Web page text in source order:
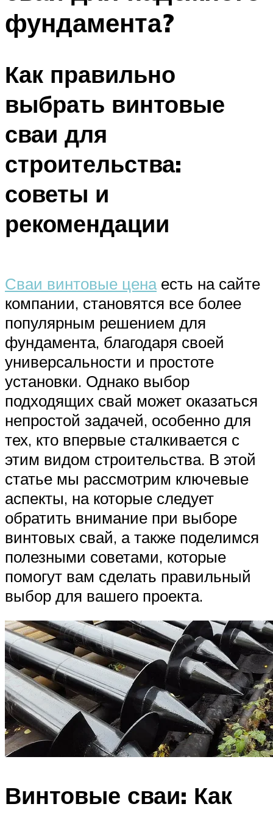
фундамента?
Как правильно
выбрать винтовые
сваи для
строительства:
советы и
рекомендации
Сваи винтовые ценаесть на сайте
компании, становятся все более
популярным решением для
фундамента, благодаря своей
универсальности и простоте
установки. Однако выбор
подходящих свай может оказаться
непростой задачей, особенно для
тех, кто впервые сталкивается с
этим видом строительства. В этой
статье мы рассмотрим ключевые
аспекты, на которые следует
обратить внимание при выборе
винтовых свай, а также поделимся
полезными советами, которые
помогут вам сделать правильный
выбор для вашего проекта.
Винтовые сваи: Как